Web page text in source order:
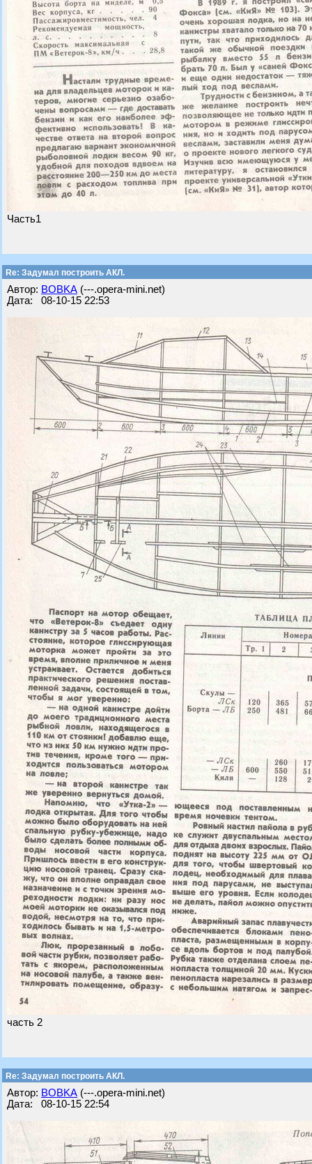
Часть1
Re: Задумал построить АКЛ.
Автор: BOBKA (---.opera-mini.net)
Дата: 08-10-15 22:53
часть 2
Re: Задумал построить АКЛ.
Автор: BOBKA (---.opera-mini.net)
Дата: 08-10-15 22:54